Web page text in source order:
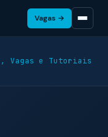
Vagas →
Vagas e Tutoriais